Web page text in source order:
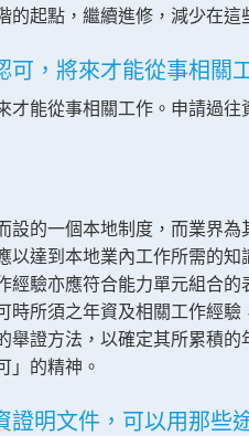
起點，繼續進修，減少在這
，將來才能從事相關
能從事相關工作。申請過
設的一個本地制度，而業界
以達到本地業內工作所需的
驗亦應符合能力單元組合
所須之年資及相關工作經
證方法，以確定其所累積
」的精神。
明文件，可以用那些